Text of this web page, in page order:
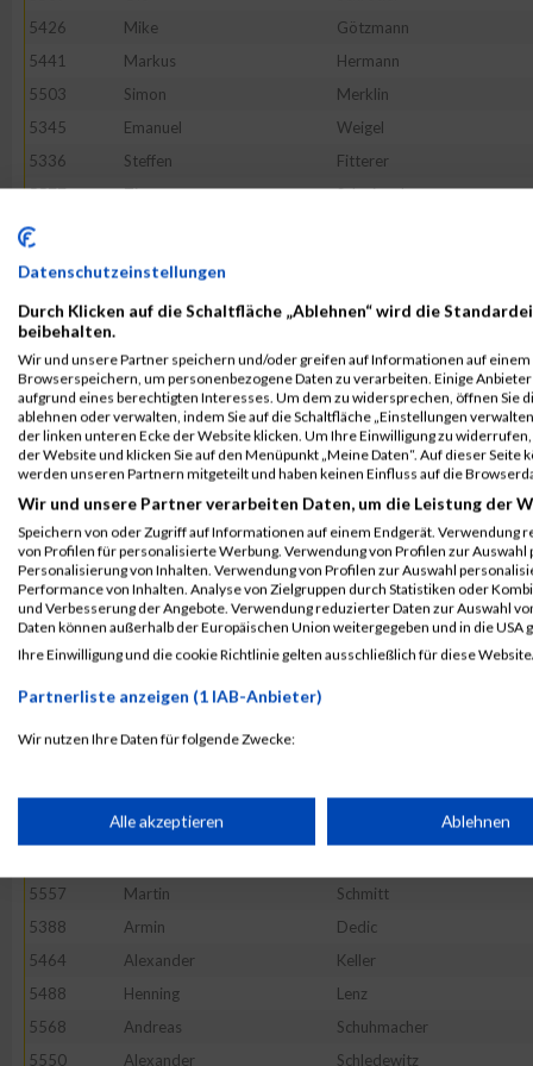
5426
Mike Götzmann
5441
Markus Hermann
5503
Simon Merklin
5345
Emanuel Weigel
5336
Steffen Fitterer
5577
Tino Schwingal
5436
5527
5448
Marius Hohmann
5523
Christian Pohl
5609
Bernhard Walli
5561
Daniel Schneider
5481
Jürgen
5545
Siegmund Schadeck
5470
Dominik Klotz
5385
Peer Conze
5590
David Stoewe
5468
Tom Kirn
5559
Axel
5416
Dietmar Langmaier
Emil
5557
Martin Schmitt
5388
Armin Dedic
5464
Alexander Keller
5488
Henning Lenz
5568
Andreas Schuhmacher
5550
Alexander Schledewitz
Datenschutzeinstellungen
Durch Klicken auf die Schaltfläche „Ablehnen“ wird die
beibehalten.
Wir und unsere Partner speichern und/oder greifen auf Informationen auf einem
Browserspeichern, um personenbezogene Daten zu verarbeiten. Einige
aufgrund eines berechtigten Interesses. Um dem zu widersprechen, öffnen Sie
ablehnen oder verwalten, indem Sie auf die Schaltfläche „Einstellungen
der linken unteren Ecke der Website klicken. Um Ihre Einwilligung zu
der Website und klicken Sie auf den Menüpunkt „Meine Daten“. Auf dieser
werden unseren Partnern mitgeteilt und haben keinen Einfluss auf die
Wir und unsere Partner verarbeiten Daten, um die Leistung der
Speichern von oder Zugriff auf Informationen auf einem Endgerät. Verwendung
von Profilen für personalisierte Werbung. Verwendung von Profilen zur
Personalisierung von Inhalten. Verwendung von Profilen zur Auswahl
Performance von Inhalten. Analyse von Zielgruppen durch Statistiken oder
und Verbesserung der Angebote. Verwendung reduzierter Daten zur Auswahl
Daten können außerhalb der Europäischen Union weitergegeben und in die USA
Ihre Einwilligung und die cookie Richtlinie gelten ausschließlich für diese
Partnerliste anzeigen (1 IAB-Anbieter)
Wir nutzen Ihre Daten für folgende Zwecke:
Speichern von oder Zugriff auf Informationen auf einem
Verwendung reduzierter Daten zur Auswahl von Werbeanzeigen
Erstellung von Profilen für personalisierte Werbung
Verwendung von Profilen zur Auswahl personalisierter Werbung
Alle akzeptieren Ablehnen